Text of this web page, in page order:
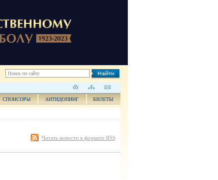
СПОНСОРЫ АНТИДОПИНГ БИЛЕТЫ
Читать новости в формате RSS